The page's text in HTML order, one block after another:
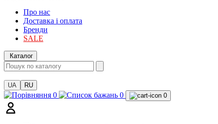
Про нас
Доставка і оплата
Бренди
SALE
Каталог
UA RU
0 0 0